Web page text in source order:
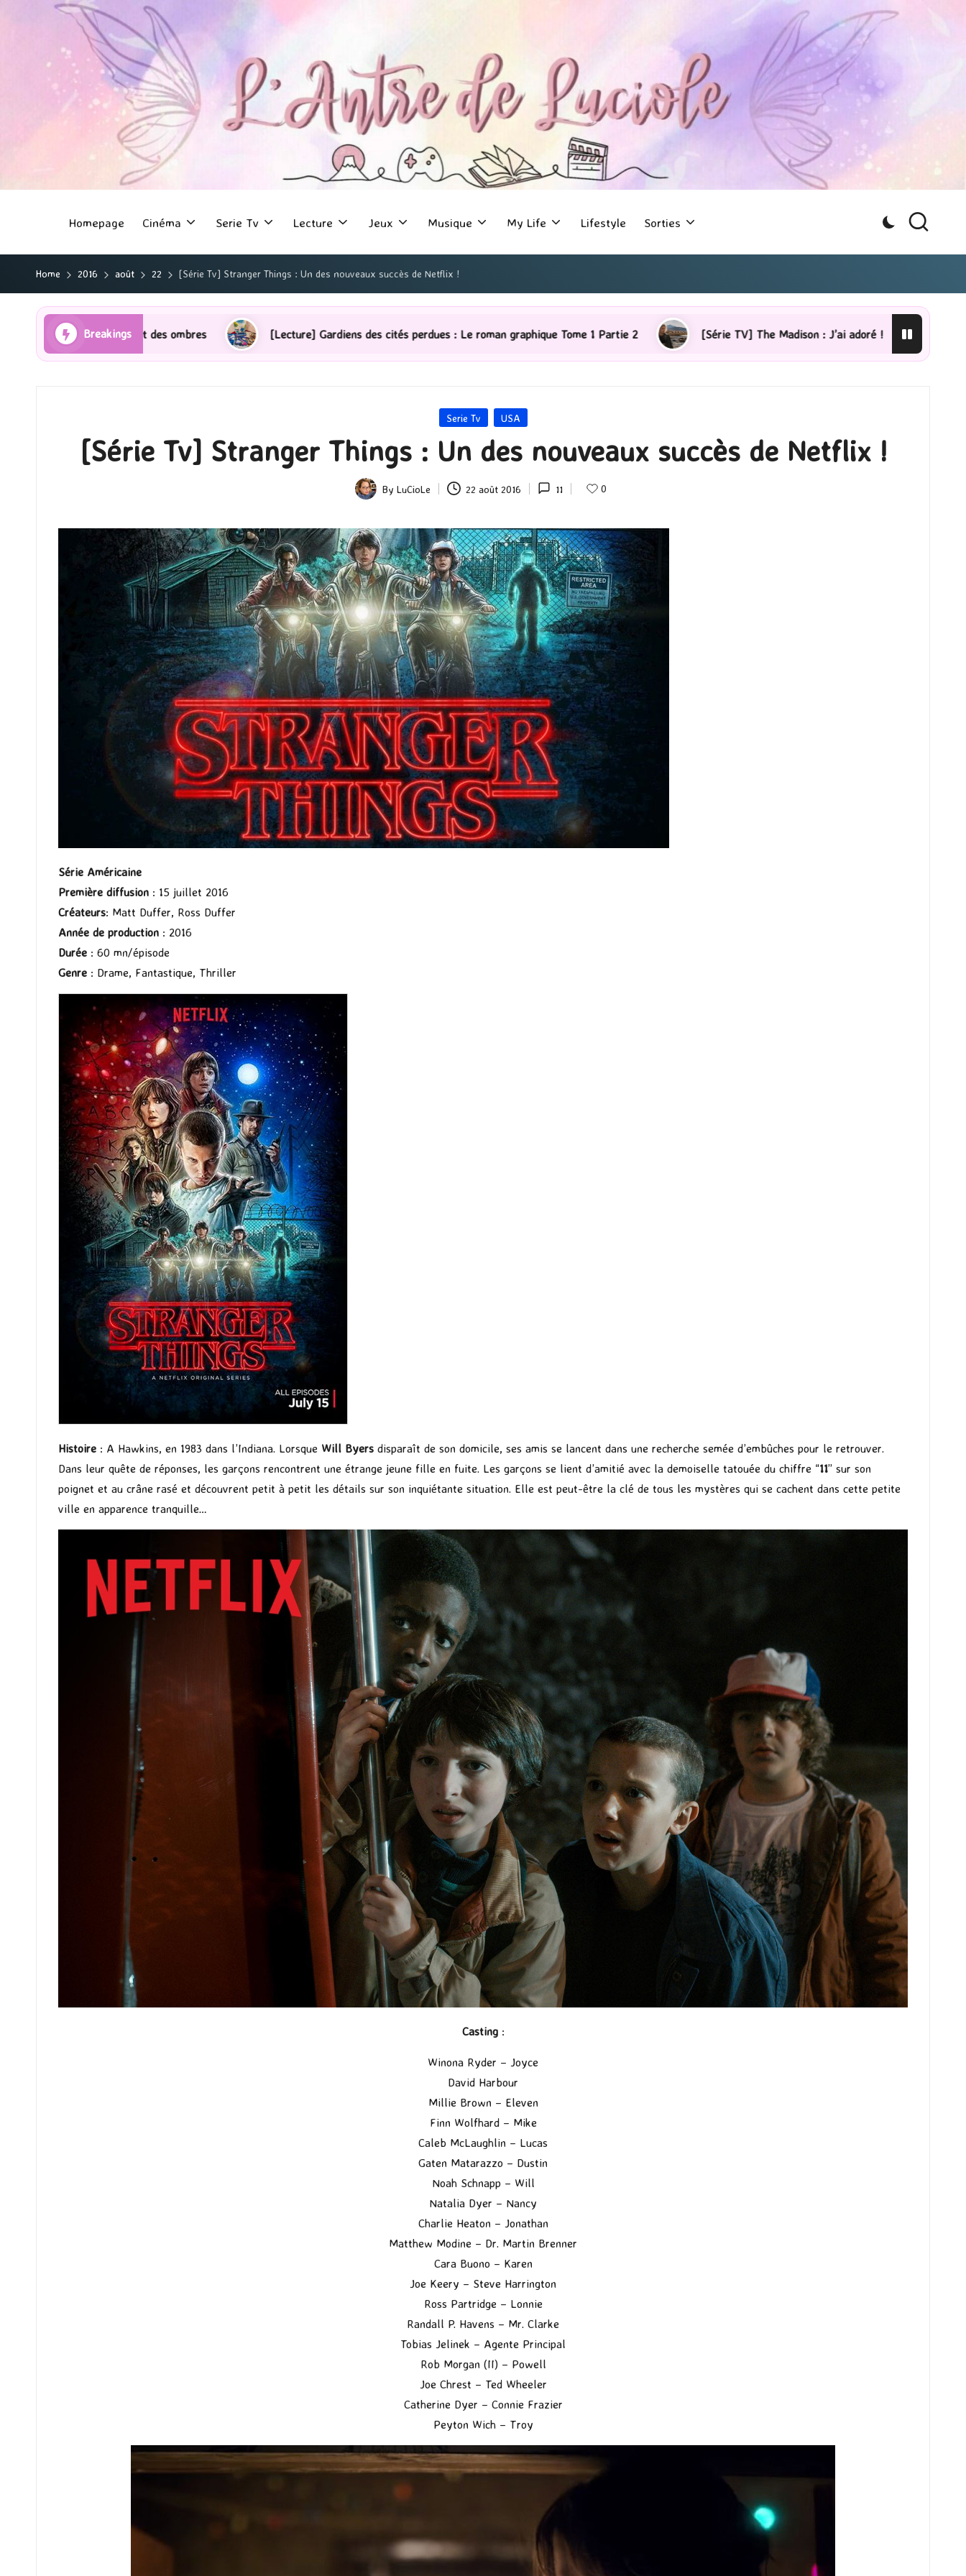
Homepage Cinéma Serie Tv Lecture Jeux Musique My Life Lifestyle Sorties
Home 2016 août 22 [Série Tv] Stranger Things : Un des nouveaux succès de Netflix !
Breakings
ombres [Lecture] Gardiens des cités perdues : Le roman graphique Tome 1 Partie 2 [Série TV] The Madison : J’ai adoré ! [Lecture] La femme de ménage :
Posted
Serie Tv USA
[Série Tv] Stranger Things : Un des nouveaux succès de Netflix !
Posted
ByLuCioLe 22 août 2016 11 0
Série Américaine
Première diffusion : 15 juillet 2016
Créateurs: Matt Duffer, Ross Duffer
Année de production : 2016
Durée : 60 mn/épisode
Genre : Drame, Fantastique, Thriller
Histoire : A Hawkins, en 1983 dans l’Indiana. Lorsque Will Byers disparaît de son domicile, ses amis se lancent dans une recherche semée d’embûches pour le retrouver.
Dans leur quête de réponses, les garçons rencontrent une étrange jeune fille en fuite. Les garçons se lient d’amitié avec la demoiselle tatouée du chiffre “11” sur son
poignet et au crâne rasé et découvrent petit à petit les détails sur son inquiétante situation. Elle est peut-être la clé de tous les mystères qui se cachent dans cette petite
ville en apparence tranquille…
Casting:
Winona Ryder – Joyce
David Harbour
Millie Brown – Eleven
Finn Wolfhard – Mike
Caleb McLaughlin – Lucas
Gaten Matarazzo – Dustin
Noah Schnapp – Will
Natalia Dyer – Nancy
Charlie Heaton – Jonathan
Matthew Modine – Dr. Martin Brenner
Cara Buono – Karen
Joe Keery – Steve Harrington
Ross Partridge – Lonnie
Randall P. Havens – Mr. Clarke
Tobias Jelinek – Agente Principal
Rob Morgan (II) – Powell
Joe Chrest – Ted Wheeler
Catherine Dyer – Connie Frazier
Peyton Wich – Troy